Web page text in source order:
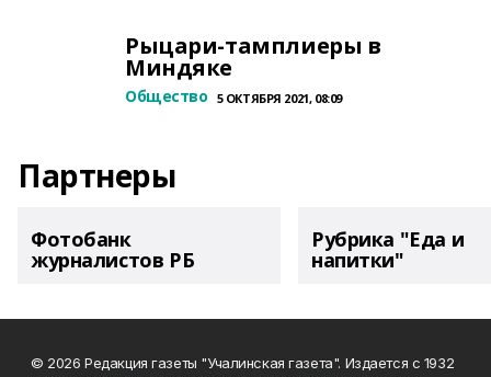
Рыцари-тамплиеры в
Миндяке
Общество 5 ОКТЯБРЯ 2021, 08:09
Партнеры
Фотобанк
журналистов РБ
Рубрика "Еда и
напитки"
© 2026 Редакция газеты "Учалинская газета". Издается с 1932